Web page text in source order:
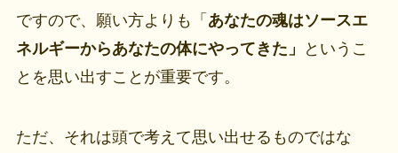
ですので、願い方よりも「 あなたの魂はソースエ
ネルギーからあなたの体にやってきた」
というこ
とを思い出すことが重要です。
ただ、それは頭で考えて思い出せるものではな